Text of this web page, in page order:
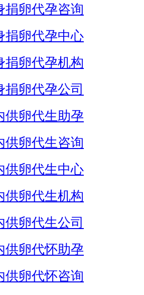
捐卵代孕咨询
捐卵代孕中心
捐卵代孕机构
捐卵代孕公司
供卵代生助孕
供卵代生咨询
供卵代生中心
供卵代生机构
供卵代生公司
供卵代怀助孕
供卵代怀咨询